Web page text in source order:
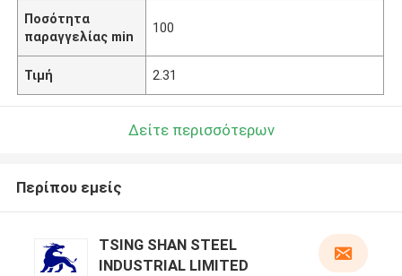
Ποσότητα
παραγγελίας min
100
Τιμή 2.31
Δείτε περισσότερων
Περίπου εμείς
TSING SHAN STEEL
INDUSTRIAL LIMITED